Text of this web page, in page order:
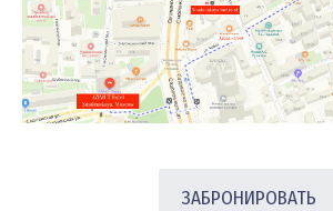
ЗАБРОНИРОВАТЬ